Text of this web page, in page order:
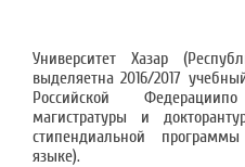
Университет Хазар
выделяетна 2016/2017
Российской Федерациипо
магистратуры и
стипендиальной
языке).